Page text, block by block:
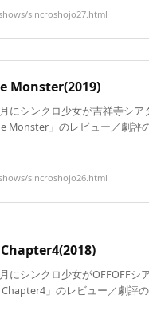
sincroshojo27.html
Monster(2019)
にシンクロ少女が吉祥寺シア
Monster」のレビュー／劇評
sincroshojo26.html
にシンクロ少女がOFFOFFシ
」のレビュー／劇評